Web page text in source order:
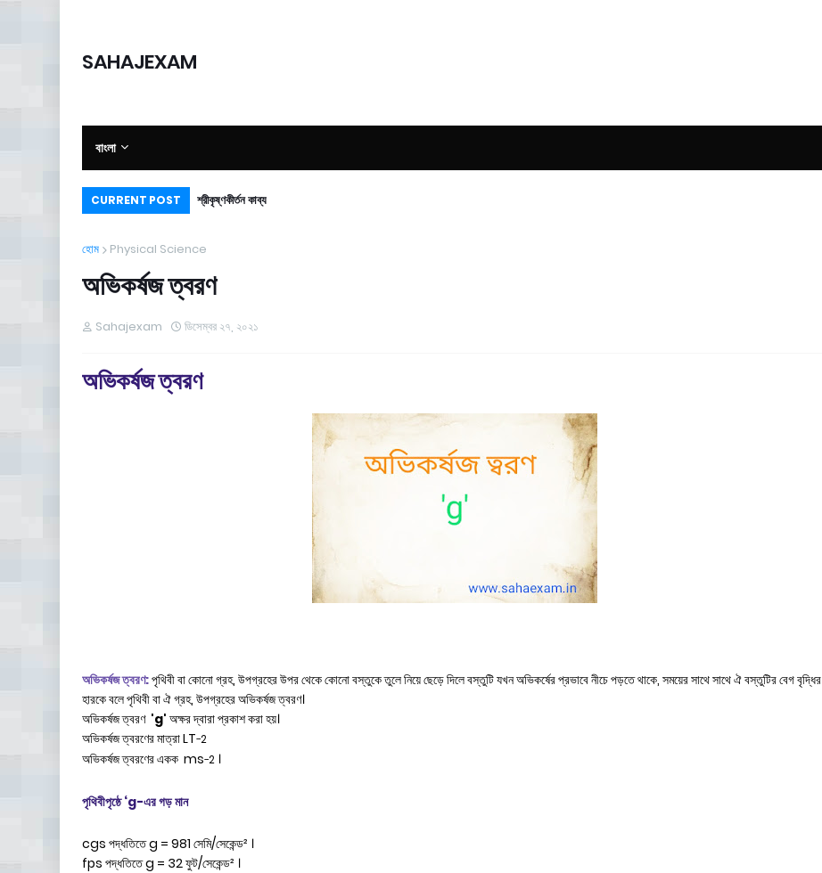
SAHAJEXAM
বাংলা
CURRENT POST শ্রীকৃষ্ণকীর্তন কাব্য
হোম Physical Science
অভিকর্ষজ ত্বরণ
Sahajexam ডিসেম্বর ২৭, ২০২১
অভিকর্ষজ ত্বরণ
অভিকর্ষজ ত্বরণ:পৃথিবী বা কোনো গ্রহ, উপগ্রহের উপর থেকে কোনো বস্তুকে তুলে নিয়ে ছেড়ে দিলে বস্তুটি যখন অভিকর্ষের প্রভাবে নীচে পড়তে থাকে, সময়ের সাথে সাথে ঐ বস্তুটির বেগ বৃদ্ধির
হারকে বলে পৃথিবী বা ঐ গ্রহ, উপগ্রহের অভিকর্ষজ ত্বরণ।
অভিকর্ষজ ত্বরণ 'g' অক্ষর দ্বারা প্রকাশ করা হয়।
অভিকর্ষজ ত্বরণের মাত্রা LT−2
অভিকর্ষজ ত্বরণের একক ms−2 ।
পৃথিবীপৃষ্ঠে ‘g-এর গড় মান
cgs পদ্ধতিতে g = 981 সেমি/সেকেন্ড² ।
fps পদ্ধতিতে g = 32 ফুট/সেকেন্ড² ।